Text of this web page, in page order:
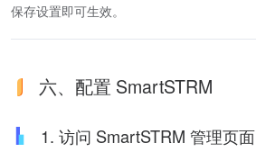
保存设置即可生效。
六、配置 SmartSTRM
1. 访问 SmartSTRM 管理页面